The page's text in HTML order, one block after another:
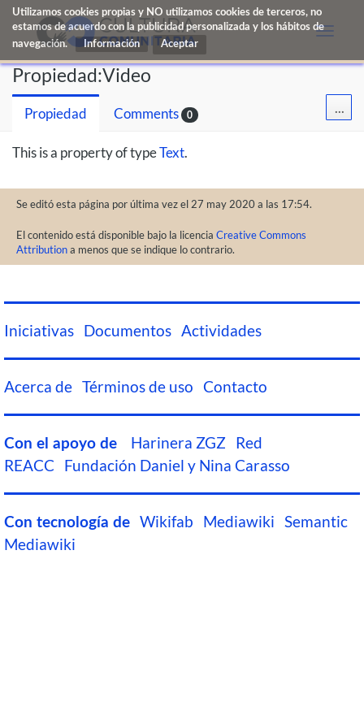
Utilizamos cookies propias y NO utilizamos cookies de terceros, no
estamos de acuerdo con la publicidad personalizada y los hábitos de
navegación.
Información
Toggle
Propiedad:Video
Propiedad Comments 0 ...
This is a property of typeText.
Se editó esta página por última vez el 27 may 2020 a las 17:54.
El contenido está disponible bajo la licencia Creative Commons
Attributiona menos que se indique lo contrario.
Iniciativas Documentos Actividades
Acerca de Términos de uso Contacto
Con el apoyo de Harinera ZGZ Red
REACC
Fundación Daniel y Nina Carasso
Con tecnología de Wikifab Mediawiki Semantic
Mediawiki